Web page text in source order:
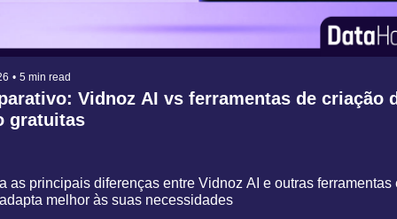
• 5 min read
Vidnoz AI vs ferramentas de criação
gratuitas
as principais diferenças entre Vidnoz AI e outras ferramentas
melhor às suas necessidades